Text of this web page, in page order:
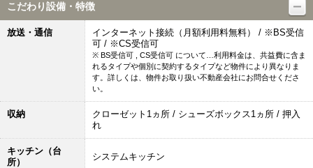
こだわり設備・特徴
放送・通信
インターネット接続（月額利用料無料） / ※BS受信
可 / ※CS受信可
※ BS受信可 , CS受信可 について…利用料金は、共益費に含ま
れるタイプや個別に契約するタイプなど物件により異なりま
す。詳しくは、物件お取り扱い不動産会社にお問合せくださ
い。
収納
クローゼット1ヵ所 / シューズボックス1ヵ所 / 押入
れ
キッチン（台
所）
システムキッチン